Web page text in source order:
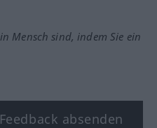
Mensch sind, indem Sie ein
Feedback absenden